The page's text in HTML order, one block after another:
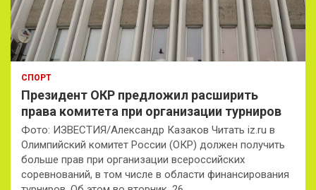
СПОРТ
Президент ОКР предложил расширить
права комитета при организации турниров
Фото: ИЗВЕСТИЯ/Александр Казаков Читать iz.ru в
Олимпийский комитет России (ОКР) должен получить
больше прав при организации всероссийских
соревнований, в том числе в области финансирования